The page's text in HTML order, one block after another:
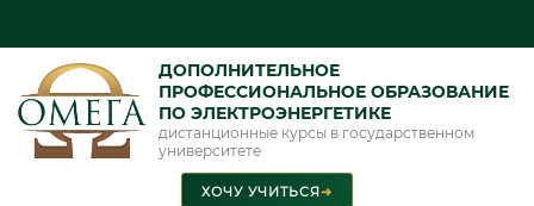
ДОПОЛНИТЕЛЬНОЕ
ПРОФЕССИОНАЛЬНОЕ ОБРАЗОВАНИЕ
ПО ЭЛЕКТРОЭНЕРГЕТИКЕ
дистанционные курсы в государственном
университете
ХОЧУ УЧИТЬСЯ➜